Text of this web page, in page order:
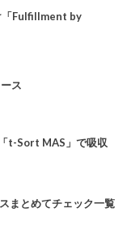
「Fulfillment by
ス
t-Sort MAS」で吸収
まとめてチェック一覧